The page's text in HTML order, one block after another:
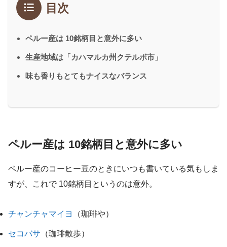
目次
ペルー産は 10銘柄目と意外に多い
生産地域は「カハマルカ州クテルボ市」
味も香りもとてもナイスなバランス
ペルー産は 10銘柄目と意外に多い
ペルー産のコーヒー豆のときにいつも書いている気もしま
すが、これで 10銘柄目というのは意外。
チャンチャマイヨ （珈琲や）
セコバサ （珈琲散歩）